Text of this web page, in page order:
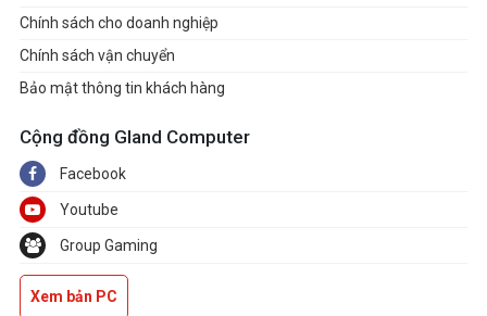
Chính sách cho doanh nghiệp
Chính sách vận chuyển
Bảo mật thông tin khách hàng
Cộng đồng Gland Computer
Facebook
Youtube
Group Gaming
Xem bản PC